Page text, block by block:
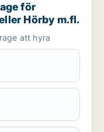
för
Hörby m.fl.
att hyra